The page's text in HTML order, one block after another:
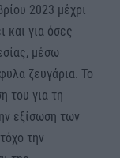
2023 μέχρι
και για όσες
μέσω
ζευγάρια. Το
του για τη
εξίσωση των
την